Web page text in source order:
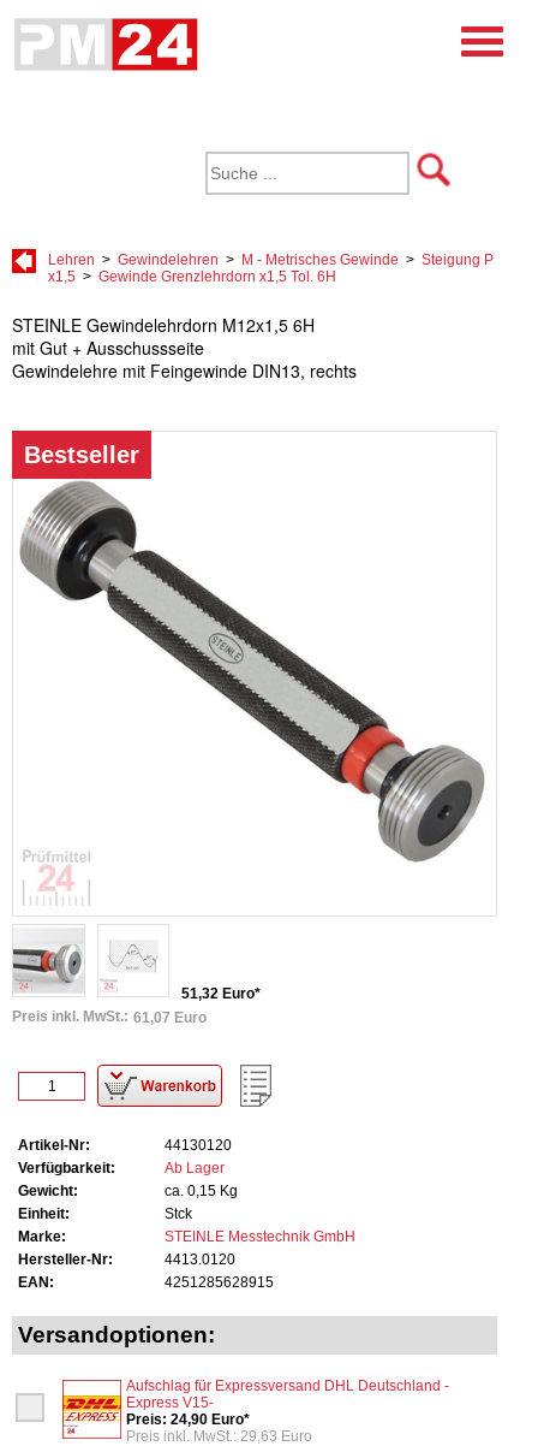
Lehren > Gewindelehren > M - Metrisches Gewinde > Steigung P
x1,5 > Gewinde Grenzlehrdorn x1,5 Tol. 6H
STEINLE Gewindelehrdorn M12x1,5 6H
mit Gut + Ausschussseite
Gewindelehre mit Feingewinde DIN13, rechts
Bestseller
51,32 Euro*
Preis inkl. MwSt.: 61,07 Euro
Artikel-Nr:
44130120
Verfügbarkeit:
Ab Lager
Gewicht:
ca. 0,15 Kg
Einheit:
Stck
Marke:
STEINLE Messtechnik GmbH
Hersteller-Nr:
4413.0120
EAN:
4251285628915
Versandoptionen:
Aufschlag für Expressversand DHL Deutschland -
Express V15-
Preis: 24,90 Euro*
Preis inkl. MwSt.: 29,63 Euro